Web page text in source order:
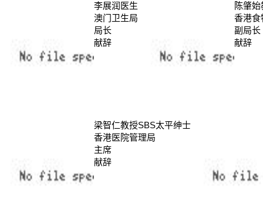
李展润医生
澳门卫生局
局长
献辞
陈肇
香港食
副局长
献辞
梁智仁教授SBS太平绅士
香港医院管理局
主席
献辞